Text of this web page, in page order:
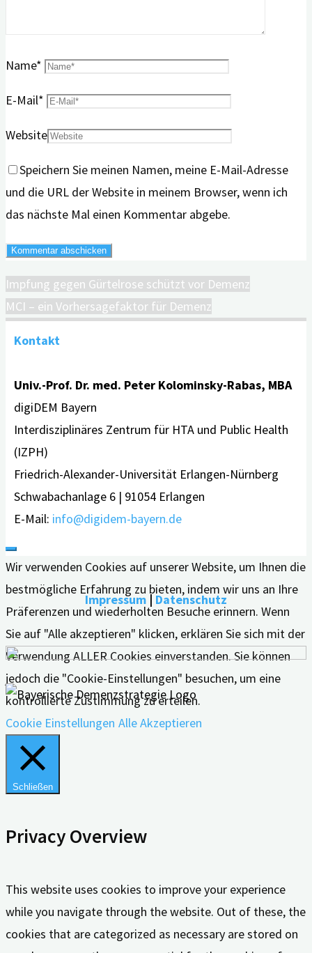
Name*
E-Mail*
Website
Speichern Sie meinen Namen, meine E-Mail-Adresse
und die URL der Website in meinem Browser, wenn ich
das nächste Mal einen Kommentar abgebe.
Impfung gegen Gürtelrose schützt vor Demenz
MCI – ein Vorhersagefaktor für Demenz
Kontakt
Univ.-Prof. Dr. med. Peter Kolominsky-Rabas, MBA
digiDEM Bayern
Interdisziplinäres Zentrum für HTA und Public Health
(IZPH)
Friedrich-Alexander-Universität Erlangen-Nürnberg
Schwabachanlage 6 | 91054 Erlangen
E-Mail: info@digidem-bayern.de
Impressum | Datenschutz
Wir verwenden Cookies auf unserer Website, um Ihnen die
bestmögliche Erfahrung zu bieten, indem wir uns an Ihre
Präferenzen und wiederholten Besuche erinnern. Wenn
Sie auf "Alle akzeptieren" klicken, erklären Sie sich mit der
Verwendung ALLER Cookies einverstanden. Sie können
jedoch die "Cookie-Einstellungen" besuchen, um eine
kontrollierte Zustimmung zu erteilen.
Cookie Einstellungen Alle Akzeptieren
Schließen
Privacy Overview
This website uses cookies to improve your experience
while you navigate through the website. Out of these, the
cookies that are categorized as necessary are stored on